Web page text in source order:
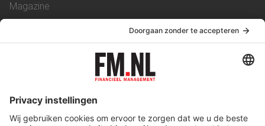
Magazine
Service & Contact
Werken bij ons
Privacy Statement